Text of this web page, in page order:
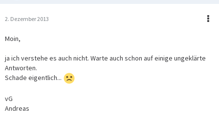
2. Dezember 2013
Moin,
ja ich verstehe es auch nicht. Warte auch schon auf einige ungeklärte
Antworten.
Schade eigentlich...
vG
Andreas